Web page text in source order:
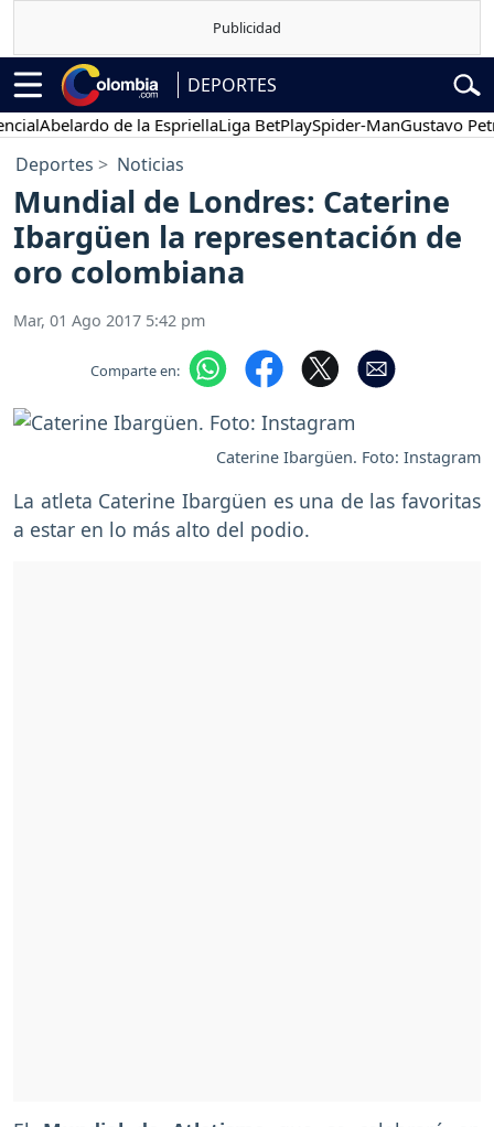
DEPORTES
Abelardo de la EspriellaLiga BetPlaySpider-ManGustavo Petro
Deportes Noticias
Mundial de Londres: Caterine
Ibargüen la representación de
oro colombiana
Mar, 01 Ago 2017 5:42 pm
Comparte en:
Caterine Ibargüen. Foto: Instagram
La atleta Caterine Ibargüen es una de las favoritas
a estar en lo más alto del podio.